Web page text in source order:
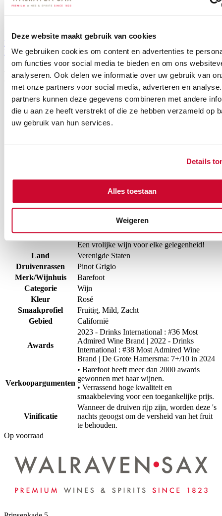
Deze website maakt gebruik van cookies
We gebruiken cookies om content en advertenties te
om functies voor social media te bieden en om ons
analyseren. Ook delen we informatie over uw gebruik van
met onze partners voor social media, adverteren en
partners kunnen deze gegevens combineren met andere
die u aan ze heeft verstrekt of die ze hebben verzameld op
uw gebruik van hun services.
Details
Alles toestaan
Weigeren
Download Factsheet
Download Factsheet
Barefoot, Pink Pinot Grigio
Specificaties
Omschrijving
een frisse, fruitige rosé met een levendig
karakter. De wijn combineert het beste van
een hint van citrus. Het lichte zoetje maakt
verfrissend. Wat deze wijn uniek maakt, is
zachtheid. Ideaal voor op het terras, bij
lichte salades of gewoon om van te genieten
slok uitnodigend. Deze rosé is makkelijk te
drinken en past bij elk moment. Of je nu een
feestje geeft of lekker thuis zit, Barefoot
Pink Pinot Grigio zorgt voor de juiste sfeer.
Een vrolijke wijn voor elke gelegenheid!
Land
Verenigde Staten
Druivenrassen
Pinot Grigio
Merk/Wijnhuis
Barefoot
Categorie
Wijn
Kleur
Rosé
Smaakprofiel
Fruitig, Mild, Zacht
Gebied
Californië
Awards
2023 - Drinks International : #36 Most
Admired Wine Brand | 2022 ‐ Drinks
International : #38 Most Admired Wine
Brand | De Grote Hamersma: 7+/10 in 2024
Verkoopargumenten
• Barefoot heeft meer dan 2000 awards
gewonnen met haar wijnen.
• Verrassend hoge kwaliteit en
smaakbeleving voor een toegankelijke prijs.
Vinificatie
Wanneer de druiven rijp zijn, worden deze 's
nachts geoogst om de versheid van het fruit
te behouden.
Op voorraad